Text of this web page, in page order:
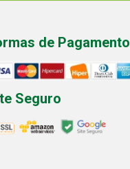
de Pagamento
Seguro